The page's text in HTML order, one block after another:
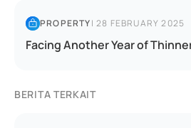
PROPERTY|28 FEBRUARY 2025
Facing Another Year of
BERITA TERKAIT